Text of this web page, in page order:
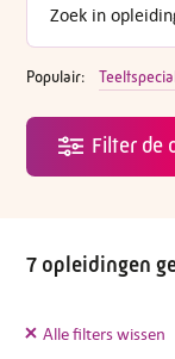
Populair:
7 opleidingen
Alle filters wissen